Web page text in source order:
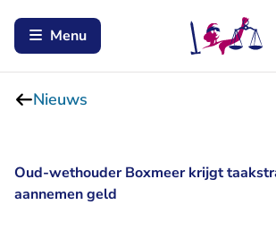
Menu
Nieuws
Oud-wethouder Boxmeer krijgt
aannemen geld